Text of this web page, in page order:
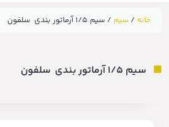
خانه / سیم/ سیم ۱/۵ آرماتور بندی سلفون
سیم ۱/۵ آرماتور بندی سلفون